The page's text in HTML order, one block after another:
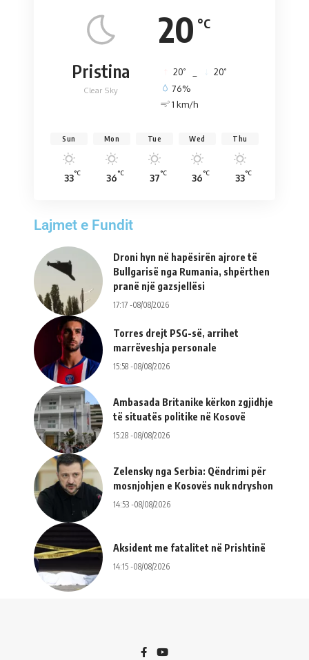
20 °C
Pristina
Clear Sky
20° 20°
76%
1 km/h
Sun
33°C
Mon
36°C
Tue
37°C
Wed
36°C
Thu
33°C
Lajmet e Fundit
Droni hyn në hapësirën ajrore të
Bullgarisë nga Rumania, shpërthen
pranë një gazsjellësi
17:17 -08/08/2026
Torres drejt PSG-së, arrihet
marrëveshja personale
15:58 -08/08/2026
Ambasada Britanike kërkon zgjidhje
të situatës politike në Kosovë
15:28 -08/08/2026
Zelensky nga Serbia: Qëndrimi për
mosnjohjen e Kosovës nuk ndryshon
14:53 -08/08/2026
Aksident me fatalitet në Prishtinë
14:15 -08/08/2026